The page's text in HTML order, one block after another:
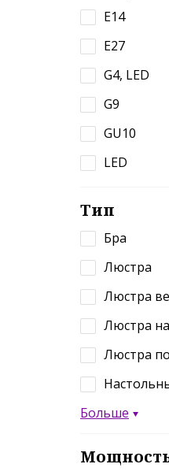
E14
E27
G4, LED
G9
GU10
LED
Тип
Бра
Люстра
Люстра
Люстра
Люстра
Больше